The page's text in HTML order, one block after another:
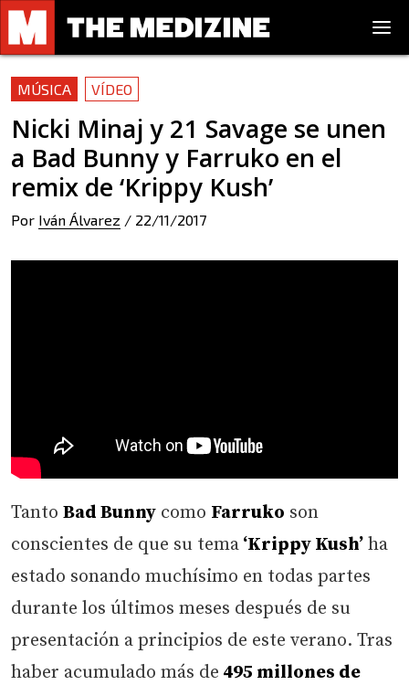
MÚSICA VÍDEO
Nicki Minaj y 21 Savage se unen
a Bad Bunny y Farruko en el
remix de ‘Krippy Kush’
Por Iván Álvarez / 22/11/2017
Tanto Bad Bunny como Farruko son
conscientes de que su tema ‘Krippy Kush’ ha
estado sonando muchísimo en todas partes
durante los últimos meses después de su
presentación a principios de este verano. Tras
haber acumulado más de 495 millones de